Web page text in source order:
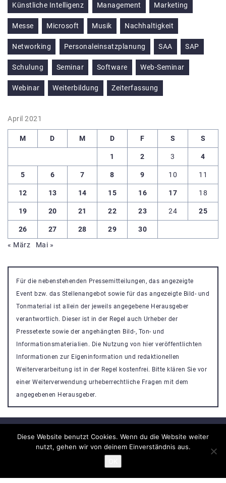
Künstliche Intelligenz Management Marketing
Messe Microsoft Musik Nachhaltigkeit
Networking Personaleinsatzplanung SAA SAP
Schulung Seminar Software Web-Seminar
Webinar Weiterbildung Zeiterfassung
April 2021
M D M D F S S
1 2 3 4
5 6 7 8 9 10 11
12 13 14 15 16 17 18
19 20 21 22 23 24 25
26 27 28 29
30
« März
Mai »
Für die nebenstehenden Pressemitteilungen, das angezeigte
Event bzw. das Stellenangebot sowie für das angezeigte Bild- und
Tonmaterial ist allein der jeweils angegebene Herausgeber
verantwortlich. Dieser ist in der Regel auch Urheber der
Pressetexte sowie der angehängten Bild-, Ton- und
Informationsmaterialien. Die Nutzung von hier veröffentlichten
Informationen zur Eigeninformation und redaktionellen
Weiterverarbeitung ist in der Regel kostenfrei. Bitte klären Sie vor
einer Weiterverwendung urheberrechtliche Fragen mit dem
angegebenen Herausgeber.
Veranstaltung Portal
Nikosa WordPress Theme
Diese Website benutzt Cookies. Wenn du die Website weiter
nutzt, gehen wir von deinem Einverständnis aus.